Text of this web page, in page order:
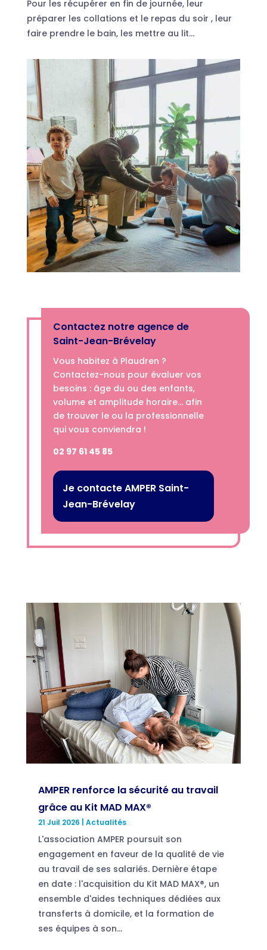
Pour les récupérer en fin de journée, leur
préparer les collations et le repas du soir , leur
faire prendre le bain, les mettre au lit…
Contactez notre agence de
Saint-Jean-Brévelay
Vous habitez à Plaudren ?
Contactez-nous pour évaluer vos
besoins : âge du ou des enfants,
volume et amplitude horaire… afin
de trouver le ou la professionnelle
qui vous conviendra !
02 97 61 45 85
Je contacte AMPER Saint-
Jean-Brévelay
AMPER renforce la sécurité au travail
grâce au Kit MAD MAX®
21 Juil 2026 Actualités
L'association AMPER poursuit son
engagement en faveur de la qualité de vie
au travail de ses salariés. Dernière étape
en date : l'acquisition du Kit MAD MAX®, un
ensemble d'aides techniques dédiées aux
transferts à domicile, et la formation de
ses équipes à son...